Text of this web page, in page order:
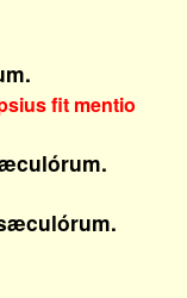
fit mentio